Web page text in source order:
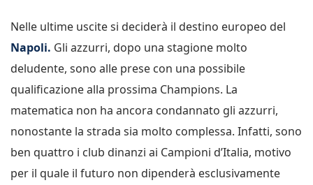
Nelle ultime uscite si deciderà il destino europeo del
Napoli. Gli azzurri, dopo una stagione molto
deludente, sono alle prese con una possibile
qualificazione alla prossima Champions. La
matematica non ha ancora condannato gli azzurri,
nonostante la strada sia molto complessa. Infatti, sono
ben quattro i club dinanzi ai Campioni d’Italia, motivo
per il quale il futuro non dipenderà esclusivamente